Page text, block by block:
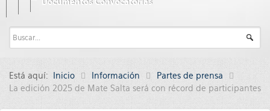
Está aquí: Inicio Información
Partes de prensa
La edición 2025 de Mate Salta será con récord de participantes